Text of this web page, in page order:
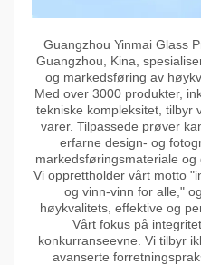
Guangzhou Yinmai Glass
Guangzhou, Kina,
og markedsføring av
Med over 3000 produkter,
tekniske kompleksitet, tilbyr
varer. Tilpassede prøver
erfarne design- og
markedsføringsmateriale og
Vi opprettholder vårt motto
og vinn-vinn for alle,"
høykvalitets, effektive og
Vårt fokus på
konkurranseevne. Vi tilbyr
avanserte